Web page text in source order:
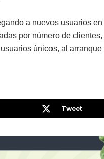
a nuevos usuarios
por número de
únicos, al arranque
Tweet